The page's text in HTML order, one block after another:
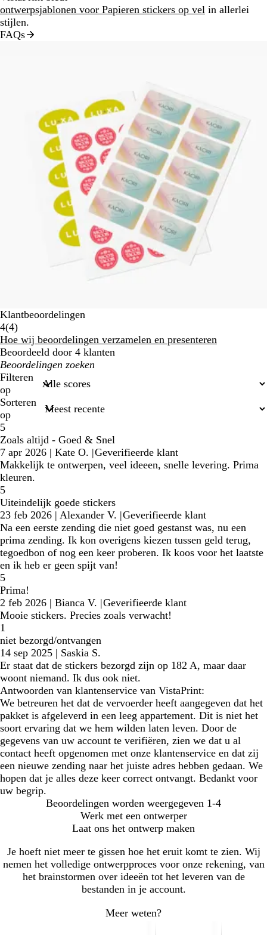
ontwerpsjablonen voor Papieren stickers op vel in allerlei
stijlen.
FAQs
Klantbeoordelingen
4(44
klantbeoordelingen
)
Hoe wij beoordelingen verzamelen en presenteren
Beoordeeld door 4 klanten
Mijn
zoekopdrachten
Filteren
op
Sorteren
op
5
Zoals altijd - Goed & Snel
7 apr 2026 | Kate O. |Geverifieerde klant
Makkelijk te ontwerpen, veel ideeen, snelle levering. Prima
kleuren.
5
Uiteindelijk goede stickers
23 feb 2026 | Alexander V. |Geverifieerde klant
Na een eerste zending die niet goed gestanst was, nu een
prima zending. Ik kon overigens kiezen tussen geld terug,
tegoedbon of nog een keer proberen. Ik koos voor het laatste
en ik heb er geen spijt van!
5
Prima!
2 feb 2026 | Bianca V. |Geverifieerde klant
Mooie stickers. Precies zoals verwacht!
1
niet bezorgd/ontvangen
14 sep 2025 | Saskia S.
Er staat dat de stickers bezorgd zijn op 182 A, maar daar
woont niemand. Ik dus ook niet.
Antwoorden van klantenservice van VistaPrint:
We betreuren het dat de vervoerder heeft aangegeven dat het
pakket is afgeleverd in een leeg appartement. Dit is niet het
soort ervaring dat we hem wilden laten leven. Door de
gegevens van uw account te verifiëren, zien we dat u al
contact heeft opgenomen met onze klantenservice en dat zij
een nieuwe zending naar het juiste adres hebben gedaan. We
hopen dat je alles deze keer correct ontvangt. Bedankt voor
uw begrip.
Beoordelingen worden weergegeven 1-4
Werk met een ontwerper
Laat ons het ontwerp maken
Je hoeft niet meer te gissen hoe het eruit komt te zien. Wij
nemen het volledige ontwerpproces voor onze rekening, van
het brainstormen over ideeën tot het leveren van de
bestanden in je account.
Meer weten?